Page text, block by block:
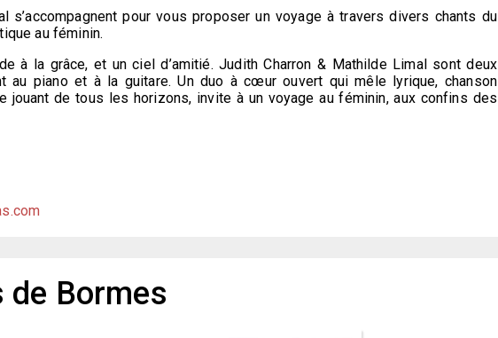
s’accompagnent pour vous proposer un voyage à travers divers chants du
au féminin.
à la grâce, et un ciel d’amitié. Judith Charron & Mathilde Limal sont deux
au piano et à la guitare. Un duo à cœur ouvert qui mêle lyrique, chanson
jouant de tous les horizons, invite à un voyage au féminin, aux confins des
de Bormes